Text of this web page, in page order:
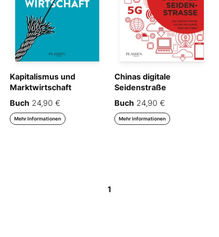
Kapitalismus und
Marktwirtschaft
Buch 24,90 €
Mehr Informationen
Chinas digitale
Seidenstraße
Buch 24,90 €
Mehr Informationen
1